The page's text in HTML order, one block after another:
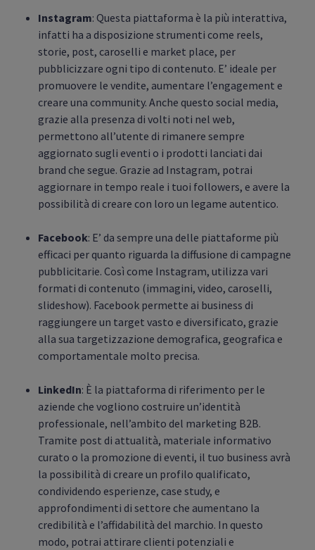
Instagram: Questa piattaforma è la più interattiva,
infatti ha a disposizione strumenti come reels,
storie, post, caroselli e market place, per
pubblicizzare ogni tipo di contenuto. E’ ideale per
promuovere le vendite, aumentare l’engagement e
creare una community. Anche questo social media,
grazie alla presenza di volti noti nel web,
permettono all’utente di rimanere sempre
aggiornato sugli eventi o i prodotti lanciati dai
brand che segue. Grazie ad Instagram, potrai
aggiornare in tempo reale i tuoi followers, e avere la
possibilità di creare con loro un legame autentico.
Facebook: E’ da sempre una delle piattaforme più
efficaci per quanto riguarda la diffusione di campagne
pubblicitarie. Così come Instagram, utilizza vari
formati di contenuto (immagini, video, caroselli,
slideshow). Facebook permette ai business di
raggiungere un target vasto e diversificato, grazie
alla sua targetizzazione demografica, geografica e
comportamentale molto precisa.
LinkedIn: È la piattaforma di riferimento per le
aziende che vogliono costruire un’identità
professionale, nell’ambito del marketing B2B.
Tramite post di attualità, materiale informativo
curato o la promozione di eventi, il tuo business avrà
la possibilità di creare un profilo qualificato,
condividendo esperienze, case study, e
approfondimenti di settore che aumentano la
credibilità e l’affidabilità del marchio. In questo
modo, potrai attirare clienti potenziali e